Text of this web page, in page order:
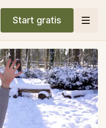
Start gratis